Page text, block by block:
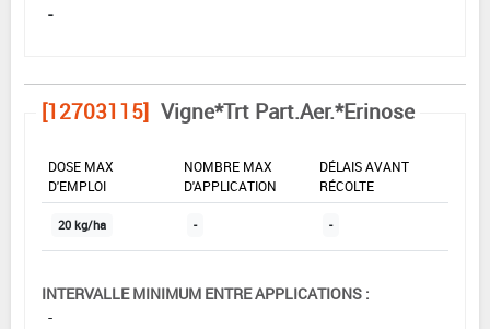
-
[12703115] Vigne*Trt Part.Aer.*Erinose
DOSE MAX
D'EMPLOI
NOMBRE MAX
D'APPLICATION
DÉLAIS AVANT
RÉCOLTE
20 kg/ha - -
INTERVALLE MINIMUM ENTRE APPLICATIONS :
-